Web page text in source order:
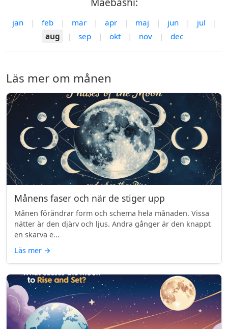
jan | feb | mar | apr | maj | jun | jul
|
aug
| sep | okt | nov | dec
Läs mer om månen
Månens faser och när de stiger upp
Månen förändrar form och schema hela månaden. Vissa
nätter är den djärv och ljus. Andra gånger är den knappt
en skärva e...
Läs mer →